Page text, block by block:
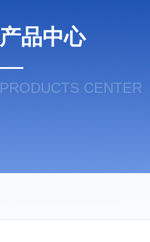
产品中心
PRODUCTS CENTER